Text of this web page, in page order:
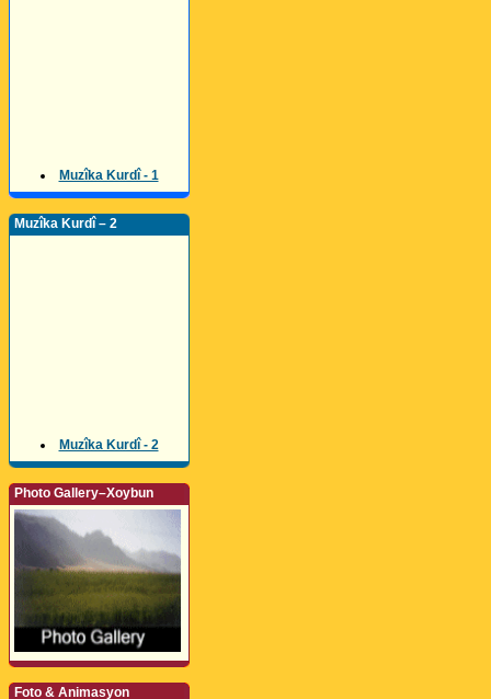
Muzîka Kurdî - 1
Muzîka Kurdî – 2
Muzîka Kurdî - 2
Photo Gallery–Xoybun
Foto & Animasyon